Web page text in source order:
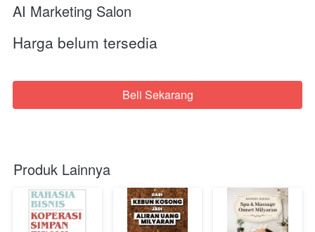
AI Marketing Salon
Harga belum tersedia
`Beli Sekarang
Produk Lainnya